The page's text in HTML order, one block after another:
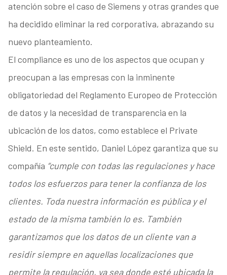
atención sobre el caso de Siemens y otras grandes que
ha decidido eliminar la red corporativa, abrazando su
nuevo planteamiento.
El compliance es uno de los aspectos que ocupan y
preocupan a las empresas con la inminente
obligatoriedad del Reglamento Europeo de Protección
de datos y la necesidad de transparencia en la
ubicación de los datos, como establece el Private
Shield. En este sentido, Daniel López garantiza que su
compañía “cumple con todas las regulaciones y hace
todos los esfuerzos para tener la confianza de los
clientes. Toda nuestra información es pública y el
estado de la misma también lo es. También
garantizamos que los datos de un cliente van a
residir siempre en aquellas localizaciones que
permite la regulación, ya sea donde esté ubicada la